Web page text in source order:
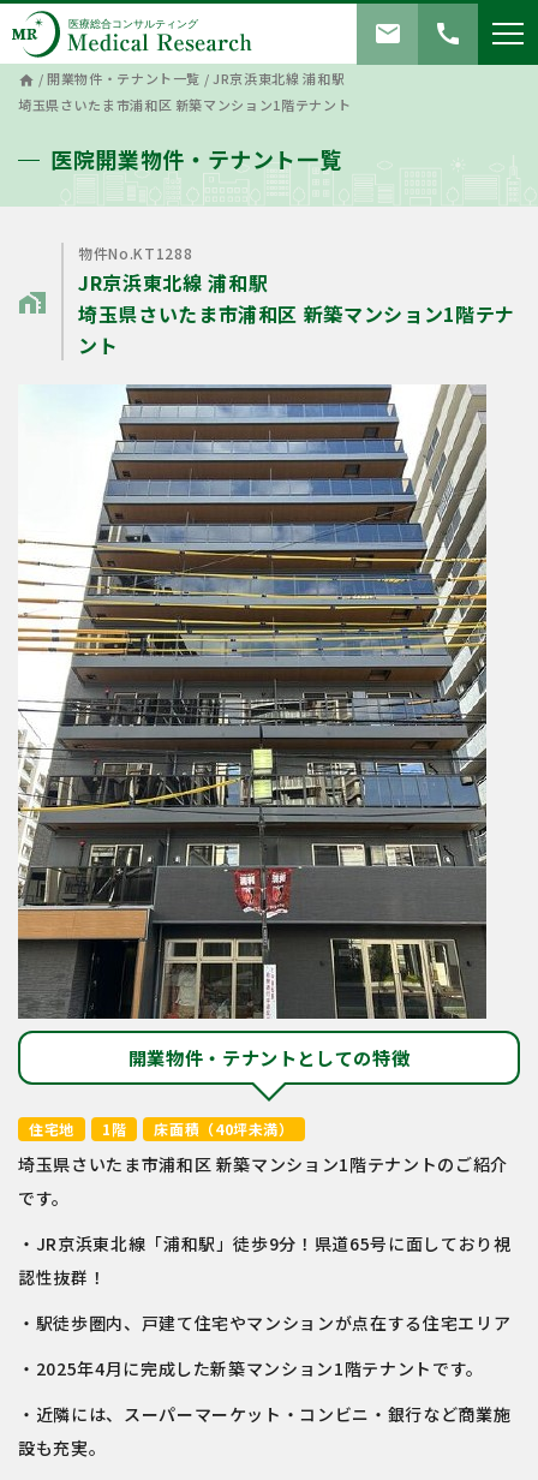
call
mail
home /開業物件・テナント一覧 /JR京浜東北線 浦和駅
埼玉県さいたま市浦和区 新築マンション1階テナント
医院開業物件・テナント一覧
home_work
物件No.KT1288
JR京浜東北線 浦和駅
埼玉県さいたま市浦和区 新築マンション1階テナ
ント
開業物件・テナントとしての特徴
住宅地 1階 床面積（40坪未満）
埼玉県さいたま市浦和区 新築マンション1階テナントのご紹介
です。
・JR京浜東北線「浦和駅」徒歩9分！県道65号に面しており視
認性抜群！
・駅徒歩圏内、戸建て住宅やマンションが点在する住宅エリア
・2025年4月に完成した新築マンション1階テナントです。
・近隣には、スーパーマーケット・コンビニ・銀行など商業施
設も充実。